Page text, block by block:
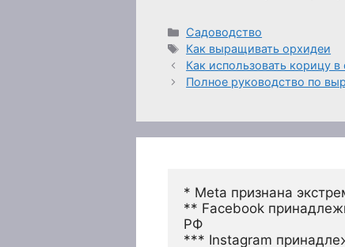
Рубрики
Садоводство
Метки
Как выращивать орхидеи
Как использовать корицу
Полное руководство по
* Meta признана
** Facebook
РФ
*** Instagram